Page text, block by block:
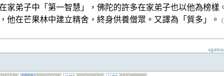
家弟子中「第一智慧」，佛陀的許多在家弟子也以他為榜樣
他在芒果林中建立精舍，終身供養僧眾。又譯為「質多」。